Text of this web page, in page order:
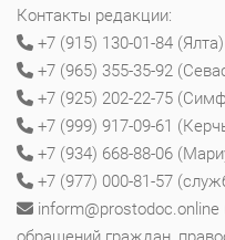
Контакты редакции:
+7 (915) 130-01-84 (Ялта)
+7 (965) 355-35-92
+7 (925) 202-22-75
+7 (999) 917-09-61
+7 (934) 668-88-06
+7 (977) 000-81-57
inform@prostodoc.online